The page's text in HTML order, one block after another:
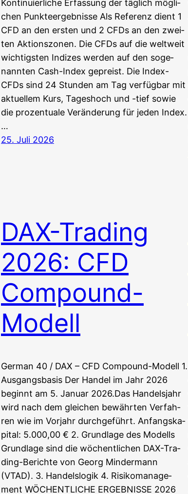
Kon­ti­nu­ier­li­che Erfas­sung der täg­lich mög­li­
chen Punkteergebnisse Als Refe­renz dient 1
CFD an den ers­ten und 2 CFDs an den zwei­
ten Aktionszonen. Die CFDs auf die welt­weit
wich­tigs­ten Indi­zes wer­den auf den soge­
nann­ten Cash-Index gepreist. Die Index-
CFDs sind 24 Stun­den am Tag ver­füg­bar mit
aktu­el­lem Kurs, Tages­hoch und -tief sowie
die pro­zen­tua­le Ver­än­de­rung für jeden Index.
…
25. Juli 2026
DAX-Trading
2026: CFD
Compound-
Modell
Ger­man 40 / DAX – CFD Compound-Modell 1.
Aus­gangs­ba­sis Der Han­del im Jahr 2026
beginnt am 5. Janu­ar 2026.Das Han­dels­jahr
wird nach dem glei­chen bewähr­ten Ver­fah­
ren wie im Vor­jahr durchgeführt. Anfangs­ka­
pi­tal: 5.000,00 € 2. Grund­la­ge des Modells
Grund­la­ge sind die wöchent­li­chen DAX-Tra­
ding-Berich­te von Georg Min­der­mann
(VTAD). 3. Han­dels­lo­gik 4. Risi­ko­ma­nage­
ment WÖCHENTLICHE ERGEBNISSE 2026